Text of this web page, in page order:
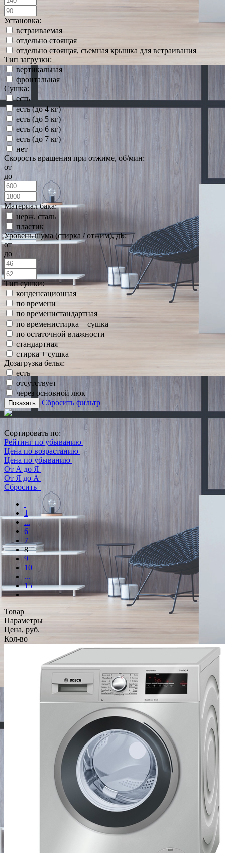
Установка:
встраиваемая
отдельно стоящая
отдельно стоящая, съемная крышка для встраивания
Тип загрузки:
вертикальная
фронтальная
Сушка:
есть
есть (до 4 кг)
есть (до 5 кг)
есть (до 6 кг)
есть (до 7 кг)
нет
Скорость вращения при отжиме, об/мин:
от
до
Материал бака:
нерж. сталь
пластик
Уровень шума (стирка / отжим), дБ:
от
до
Тип сушки:
конденсационная
по времени
по временистандартная
по временистирка + сушка
по остаточной влажности
стандартная
стирка + сушка
Дозагрузка белья:
есть
отсутствует
через основной люк
Показать Сбросить фильтр
Сортировать по:
Рейтинг по убыванию
Цена по возрастанию
Цена по убыванию
От А до Я
От Я до А
Сбросить
1
...
6
7
8
9
10
...
15
Товар
Параметры
Цена, руб.
Кол-во